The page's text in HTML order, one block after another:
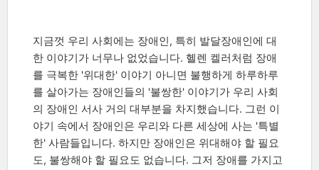
지금껏 우리 사회에는 장애인, 특히 발달장애인에 대
한 이야기가 너무나 없었습니다. 헬렌 켈러처럼 장애
를 극복한 '위대한' 이야기 아니면 불행하게 하루하루
를 살아가는 장애인들의 '불쌍한' 이야기가 우리 사회
의 장애인 서사 거의 대부분을 차지했습니다. 그런 이
야기 속에서 장애인은 우리와 다른 세상에 사는 '특별
한' 사람들입니다. 하지만 장애인은 위대해야 할 필요
도, 불쌍해야 할 필요도 없습니다. 그저 장애를 가지고